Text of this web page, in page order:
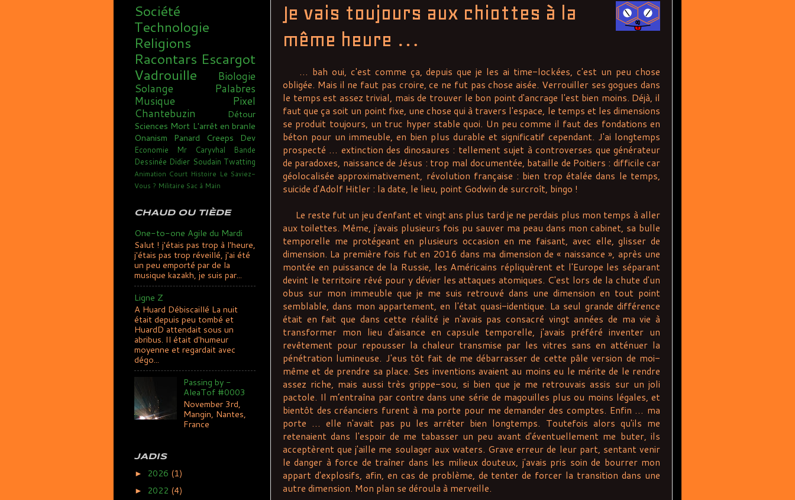
Je vais toujours aux chiottes à la
même heure …
… bah oui, c'est comme ça, depuis que je les ai time-lockées, c'est un peu chose
obligée. Mais il ne faut pas croire, ce ne fut pas chose aisée. Verrouiller ses gogues dans
le temps est assez trivial, mais de trouver le bon point d'ancrage l'est bien moins. Déjà, il
faut que ça soit un point fixe, une chose qui à travers l'espace, le temps et les dimensions
se produit toujours, un truc hyper stable quoi. Un peu comme il faut des fondations en
béton pour un immeuble, en bien plus durable et significatif cependant. J'ai longtemps
prospecté … extinction des dinosaures : tellement sujet à controverses que générateur
de paradoxes, naissance de Jésus : trop mal documentée, bataille de Poitiers : difficile car
géolocalisée approximativement, révolution française : bien trop étalée dans le temps,
suicide d'Adolf Hitler : la date, le lieu, point Godwin de surcroît, bingo !
Le reste fut un jeu d'enfant et vingt ans plus tard je ne perdais plus mon temps à aller
aux toilettes. Même, j'avais plusieurs fois pu sauver ma peau dans mon cabinet, sa bulle
temporelle me protégeant en plusieurs occasion en me faisant, avec elle, glisser de
dimension. La première fois fut en 2016 dans ma dimension de « naissance », après une
montée en puissance de la Russie, les Américains répliquèrent et l'Europe les séparant
devint le territoire rêvé pour y dévier les attaques atomiques. C'est lors de la chute d'un
obus sur mon immeuble que je me suis retrouvé dans une dimension en tout point
semblable, dans mon appartement, en l'état quasi-identique. La seul grande différence
était en fait que dans cette réalité je n'avais pas consacré vingt années de ma vie à
transformer mon lieu d’aisance en capsule temporelle, j'avais préféré inventer un
revêtement pour repousser la chaleur transmise par les vitres sans en atténuer la
pénétration lumineuse. J'eus tôt fait de me débarrasser de cette pâle version de moi-
même et de prendre sa place. Ses inventions avaient au moins eu le mérite de le rendre
assez riche, mais aussi très grippe-sou, si bien que je me retrouvais assis sur un joli
pactole. Il m’entraîna par contre dans une série de magouilles plus ou moins légales, et
bientôt des créanciers furent à ma porte pour me demander des comptes. Enfin … ma
porte … elle n'avait pas pu les arrêter bien longtemps. Toutefois alors qu'ils me
retenaient dans l'espoir de me tabasser un peu avant d'éventuellement me buter, ils
acceptèrent que j'aille me soulager aux waters. Grave erreur de leur part, sentant venir
le danger à force de traîner dans les milieux douteux, j'avais pris soin de bourrer mon
appart d'explosifs, afin, en cas de problème, de tenter de forcer la transition dans une
autre dimension. Mon plan se déroula à merveille.
Société
Technologie
Religions
Racontars Escargot
Vadrouille
Biologie
Solange
Palabres
Musique
Pixel
Chantebuzin
Détour
Sciences Mort L'arrêt en branle
Onanism
Panard Creeps Dev
Economie Mr Caryvhal
Bande
Dessinée Didier Soudain Twatting
Animation Court Histoire Le Saviez-
Vous ? Militaire Sac à Main
CHAUD OU TIÈDE
One-to-one Agile du Mardi
Salut ! j'étais pas trop à l'heure,
j'étais pas trop réveillé, j'ai été
un peu emporté par de la
musique kazakh, je suis par...
Ligne Z
A Huard Débiscaillé La nuit
était depuis peu tombé et
HuardD attendait sous un
abribus. Il était d'humeur
moyenne et regardait avec
dégo...
Passing by -
AleaTof #0003
November 3rd,
Mangin, Nantes,
France
JADIS
► 2026 (1)
► 2022 (4)